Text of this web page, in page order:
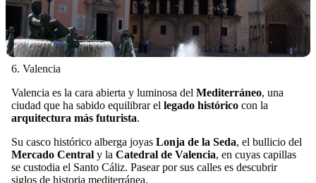
6. Valencia
Valencia es la cara abierta y luminosa del Mediterráneo, una
ciudad que ha sabido equilibrar el legado histórico con la
arquitectura más futurista.
Su casco histórico alberga joyas Lonja de la Seda, el bullicio del
Mercado Central y la Catedral de Valencia, en cuyas capillas
se custodia el Santo Cáliz. Pasear por sus calles es descubrir
siglos de historia mediterránea.